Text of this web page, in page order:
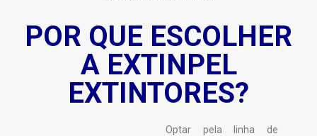
POR QUE ESCOLHER
A EXTINPEL
EXTINTORES?
Optar pela linha de